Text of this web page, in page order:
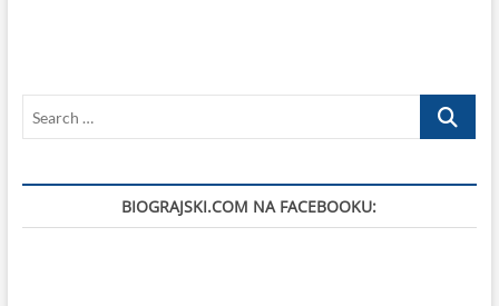
Search
BIOGRAJSKI.COM NA FACEBOOKU: